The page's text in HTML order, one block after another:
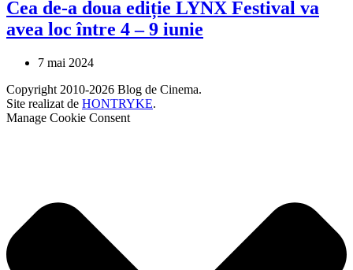
Cea de-a doua ediție LYNX Festival va
avea loc între 4 – 9 iunie
7 mai 2024
Copyright 2010-2026 Blog de Cinema.
Site realizat de HONTRYKE.
Manage Cookie Consent